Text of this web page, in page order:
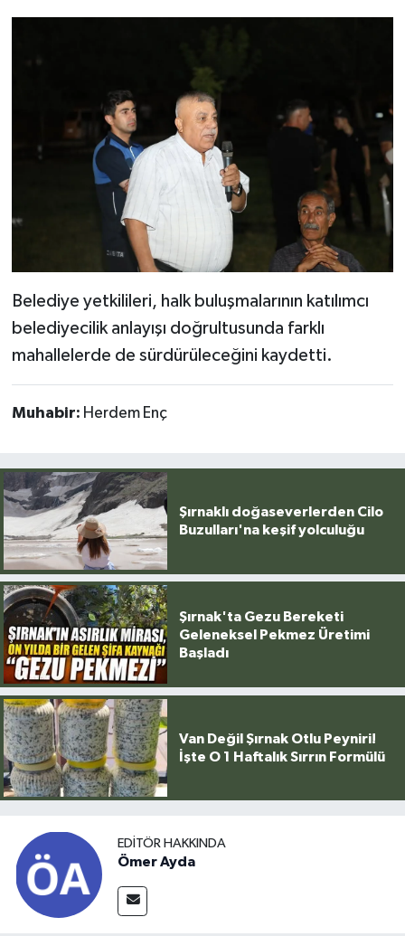
Belediye yetkilileri, halk buluşmalarının katılımcı
belediyecilik anlayışı doğrultusunda farklı
mahallelerde de sürdürüleceğini kaydetti.
Muhabir: Herdem Enç
Şırnaklı doğaseverlerden Cilo
Buzulları'na keşif yolculuğu
Şırnak'ta Gezu Bereketi
Geleneksel Pekmez Üretimi
Başladı
Van Değil Şırnak Otlu Peyniri!
İşte O 1 Haftalık Sırrın Formülü
EDITÖR HAKKINDA
Ömer Ayda